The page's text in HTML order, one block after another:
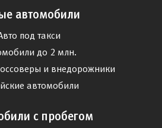
автомобили
под такси
до 2 млн.
и внедорожники
автомобили
с пробегом